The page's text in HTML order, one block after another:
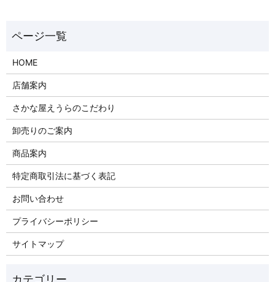
HOME
店舗案内
さかな屋えうらのこだわり
卸売りのご案内
商品案内
特定商取引法に基づく表記
お問い合わせ
プライバシーポリシー
サイトマップ